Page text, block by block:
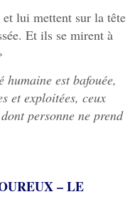
lui mettent sur la tête
Et ils se mirent à
est bafouée,
et exploitées, ceux
personne ne prend
– LE